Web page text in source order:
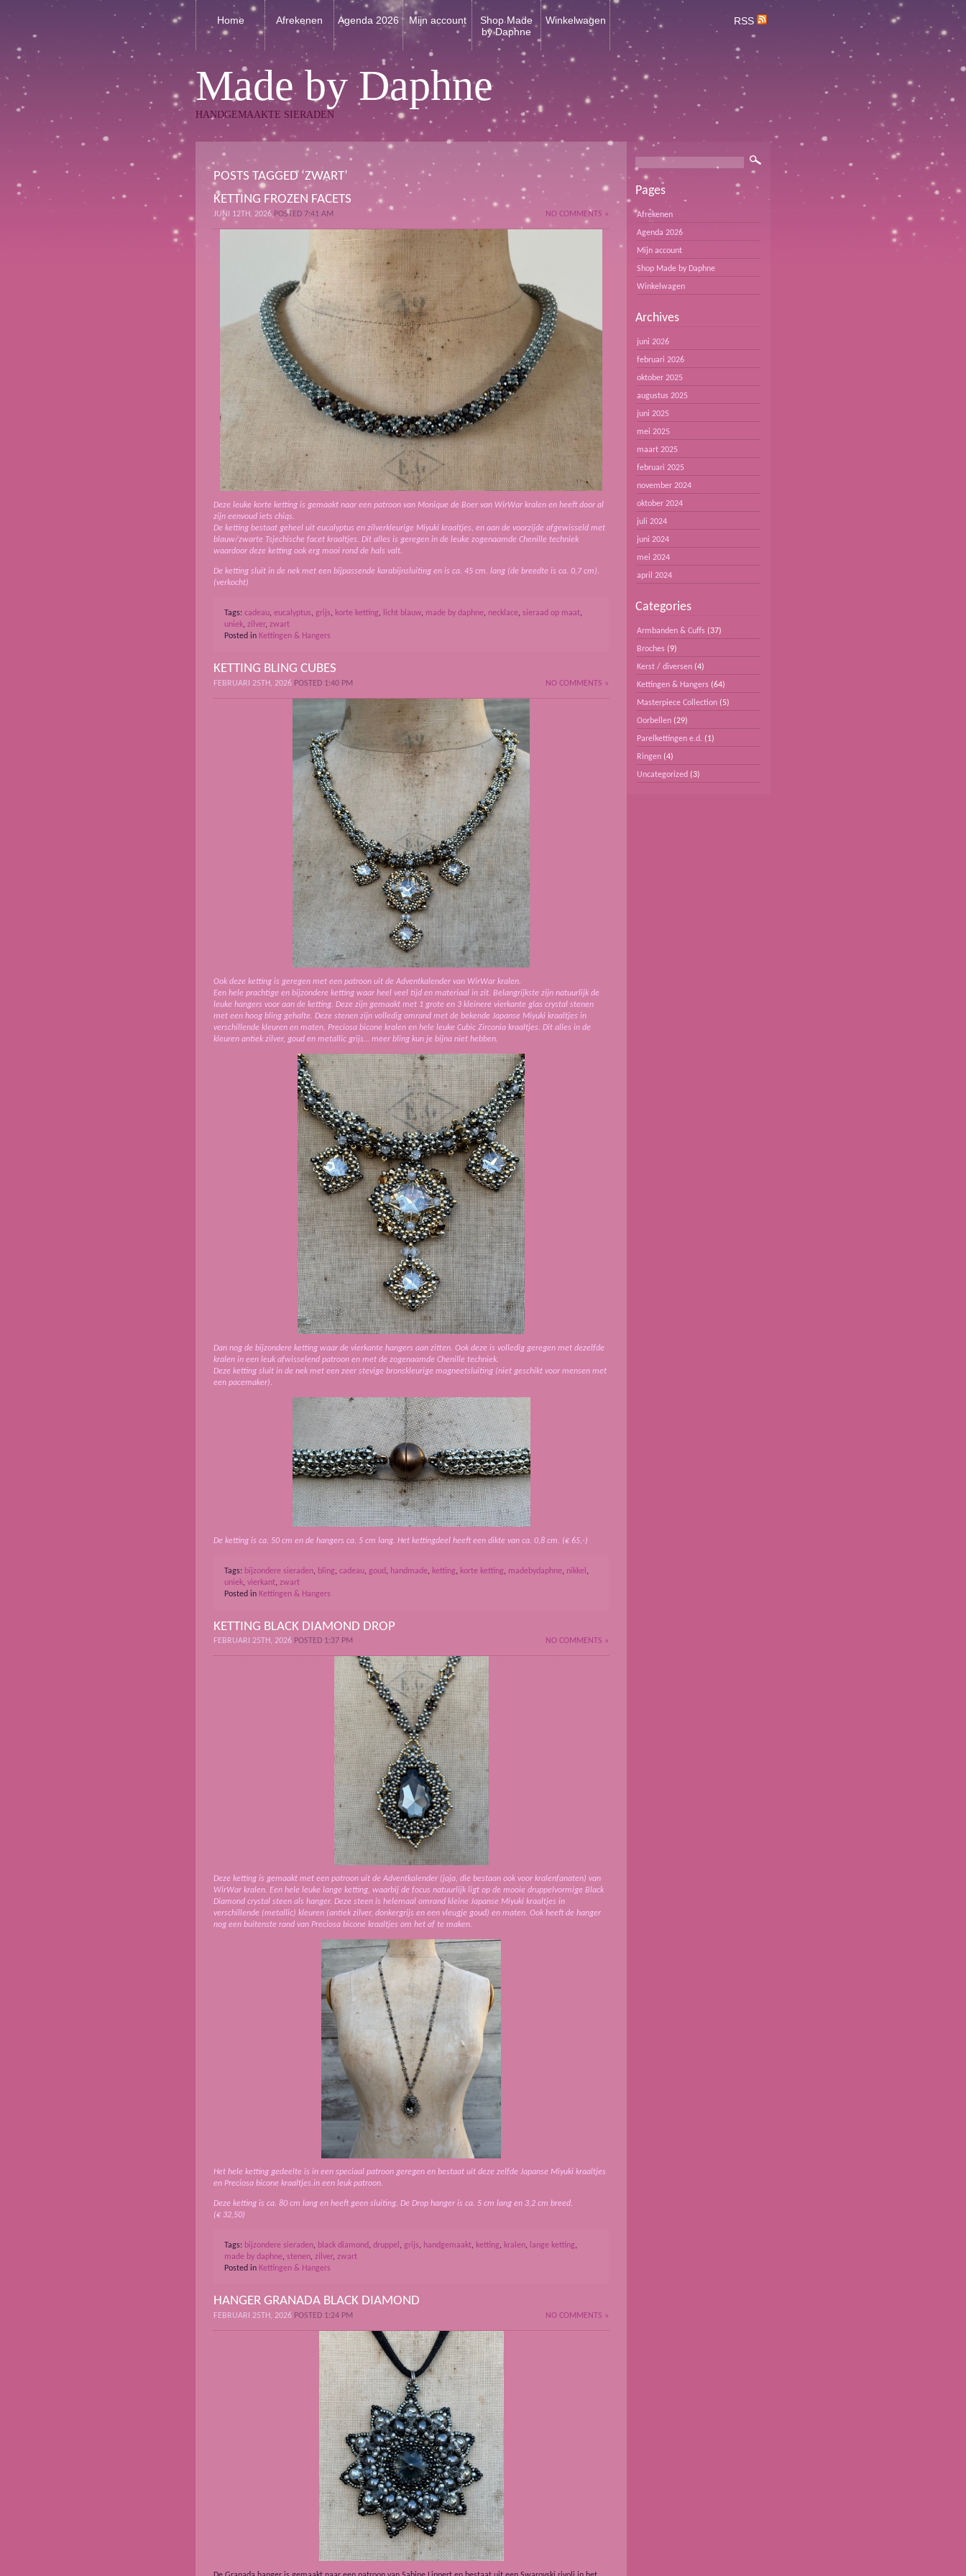
Home Afrekenen Agenda 2026 Mijn account
Shop Made
by Daphne
Winkelwagen RSS
Made by Daphne
HANDGEMAAKTE SIERADEN
POSTS TAGGED ‘ZWART’
KETTING FROZEN FACETS
NO COMMENTS »
JUNI 12TH, 2026 POSTED 7:41 AM
Deze leuke korte ketting is gemaakt naar een patroon van Monique de Boer van WirWar kralen en heeft door al
zijn eenvoud iets chiqs.
De ketting bestaat geheel uit eucalyptus en zilverkleurige Miyuki kraaltjes, en aan de voorzijde afgewisseld met
blauw/zwarte Tsjechische facet kraaltjes. Dit alles is geregen in de leuke zogenaamde Chenille techniek
waardoor deze ketting ook erg mooi rond de hals valt.
De ketting sluit in de nek met een bijpassende karabijnsluiting en is ca. 45 cm. lang (de breedte is ca. 0,7 cm).
(verkocht)
Tags: cadeau, eucalyptus, grijs, korte ketting, licht blauw, made by daphne, necklace, sieraad op maat,
uniek, zilver, zwart
Posted in Kettingen & Hangers
KETTING BLING CUBES
NO COMMENTS »
FEBRUARI 25TH, 2026 POSTED 1:40 PM
Ook deze ketting is geregen met een patroon uit de Adventkalender van WirWar kralen.
Een hele prachtige en bijzondere ketting waar heel veel tijd en materiaal in zit. Belangrijkste zijn natuurlijk de
leuke hangers voor aan de ketting. Deze zijn gemaakt met 1 grote en 3 kleinere vierkante glas crystal stenen
met een hoog bling gehalte. Deze stenen zijn volledig omrand met de bekende Japanse Miyuki kraaltjes in
verschillende kleuren en maten, Preciosa bicone kralen en hele leuke Cubic Zirconia kraaltjes. Dit alles in de
kleuren antiek zilver, goud en metallic grijs… meer bling kun je bijna niet hebben.
Dan nog de bijzondere ketting waar de vierkante hangers aan zitten. Ook deze is volledig geregen met dezelfde
kralen in een leuk afwisselend patroon en met de zogenaamde Chenille techniek.
Deze ketting sluit in de nek met een zeer stevige bronskleurige magneetsluiting (niet geschikt voor mensen met
een pacemaker).
De ketting is ca. 50 cm en de hangers ca. 5 cm lang. Het kettingdeel heeft een dikte van ca. 0,8 cm. (€ 65,-)
Tags: bijzondere sieraden, bling, cadeau, goud , handmade, ketting, korte ketting, madebydaphne, nikkel ,
uniek, vierkant, zwart
Posted in Kettingen & Hangers
KETTING BLACK DIAMOND DROP
NO COMMENTS »
FEBRUARI 25TH, 2026 POSTED 1:37 PM
Deze ketting is gemaakt met een patroon uit de Adventkalender (jaja, die bestaan ook voor kralenfanaten) van
WirWar kralen. Een hele leuke lange ketting, waarbij de focus natuurlijk ligt op de mooie druppelvormige Black
Diamond crystal steen als hanger. Deze steen is helemaal omrand kleine Japanse Miyuki kraaltjes in
verschillende (metallic) kleuren (antiek zilver, donkergrijs en een vleugje goud) en maten. Ook heeft de hanger
nog een buitenste rand van Preciosa bicone kraaltjes om het af te maken.
Het hele ketting gedeelte is in een speciaal patroon geregen en bestaat uit deze zelfde Japanse Miyuki kraaltjes
en Preciosa bicone kraaltjes.in een leuk patroon.
Deze ketting is ca. 80 cm lang en heeft geen sluiting. De Drop hanger is ca. 5 cm lang en 3,2 cm breed.
(€ 32,50)
Tags: bijzondere sieraden, black diamond, druppel, grijs, handgemaakt, ketting, kralen, lange ketting,
made by daphne, stenen, zilver, zwart
Posted in Kettingen & Hangers
HANGER GRANADA BLACK DIAMOND
NO COMMENTS »
FEBRUARI 25TH, 2026 POSTED 1:24 PM
Pages
Afrekenen
Agenda 2026
Mijn account
Shop Made by Daphne
Winkelwagen
Archives
juni 2026
februari 2026
oktober 2025
augustus 2025
juni 2025
mei 2025
maart 2025
februari 2025
november 2024
oktober 2024
juli 2024
juni 2024
mei 2024
april 2024
Categories
Armbanden & Cuffs (37)
Broches (9)
Kerst / diversen (4)
Kettingen & Hangers (64)
Masterpiece Collection (5)
Oorbellen (29)
Parelkettingen e.d. (1)
Ringen (4)
Uncategorized (3)